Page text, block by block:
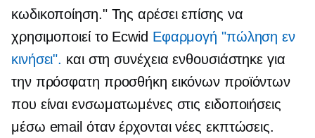
κωδικοποίηση." Της αρέσει επίσης να
χρησιμοποιεί το Ecwid Εφαρμογή "πώληση εν
κινήσει". και στη συνέχεια ενθουσιάστηκε για
την πρόσφατη προσθήκη εικόνων προϊόντων
που είναι ενσωματωμένες στις ειδοποιήσεις
μέσω email όταν έρχονται νέες εκπτώσεις.